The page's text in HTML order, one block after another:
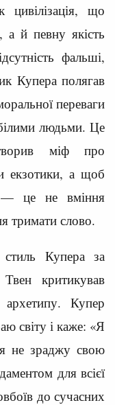
що
а й певну якість
фальші,
Купера полягав
переваги
людьми. Це
міф про
екзотики, а щоб
— це не вміння
тримати слово.
Купера за
Твен критикував
Купер
світу і каже: «Я
не зраджу свою
для всієї
до сучасних